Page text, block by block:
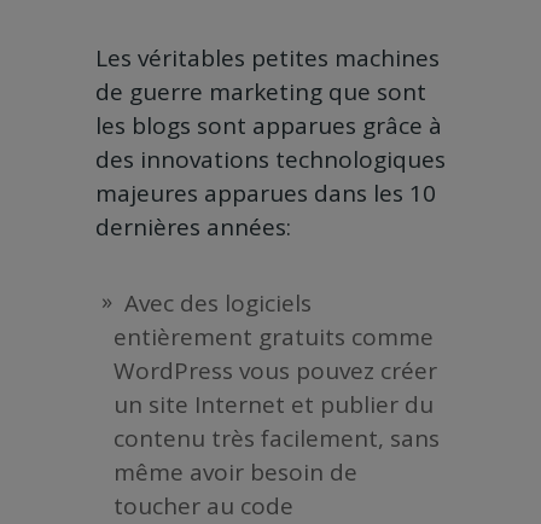
Les véritables petites machines
de guerre marketing que sont
les blogs sont apparues grâce à
des innovations technologiques
majeures apparues dans les 10
dernières années:
Avec des logiciels
entièrement gratuits comme
WordPress vous pouvez créer
un site Internet et publier du
contenu très facilement, sans
même avoir besoin de
toucher au code